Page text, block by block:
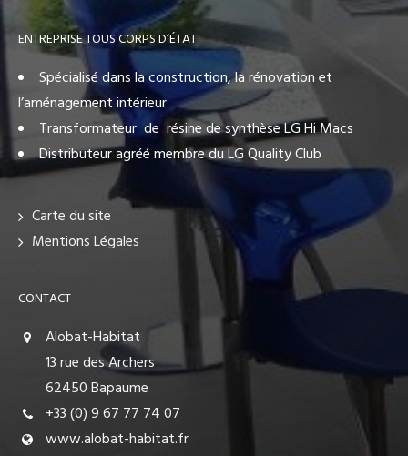
ENTREPRISE TOUS CORPS D’ÉTAT
Spécialisé dans la construction, la rénovation et
l’aménagement intérieur
Transformateur de résine de synthèse LG Hi Macs
Distributeur agréé membre du LG Quality Club
Carte du site
Mentions Légales
CONTACT
Alobat-Habitat
13 rue des Archers
62450 Bapaume
+33 (0) 9 67 77 74 07
www.alobat-habitat.fr